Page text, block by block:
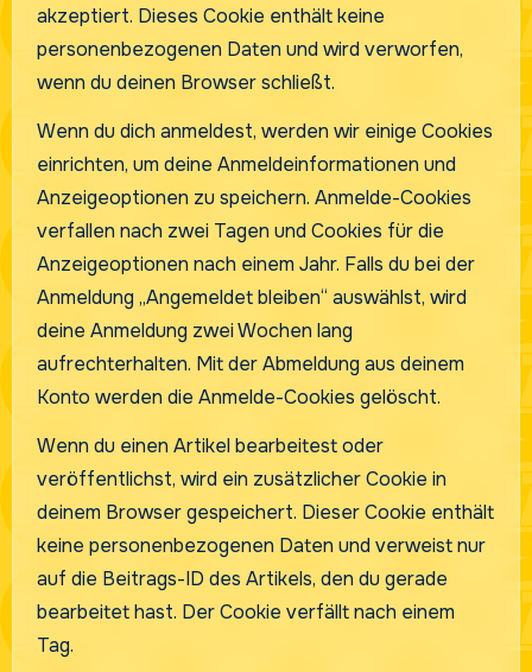
akzeptiert. Dieses Cookie enthält keine
personenbezogenen Daten und wird verworfen,
wenn du deinen Browser schließt.
Wenn du dich anmeldest, werden wir einige Cookies
einrichten, um deine Anmeldeinformationen und
Anzeigeoptionen zu speichern. Anmelde-Cookies
verfallen nach zwei Tagen und Cookies für die
Anzeigeoptionen nach einem Jahr. Falls du bei der
Anmeldung „Angemeldet bleiben“ auswählst, wird
deine Anmeldung zwei Wochen lang
aufrechterhalten. Mit der Abmeldung aus deinem
Konto werden die Anmelde-Cookies gelöscht.
Wenn du einen Artikel bearbeitest oder
veröffentlichst, wird ein zusätzlicher Cookie in
deinem Browser gespeichert. Dieser Cookie enthält
keine personenbezogenen Daten und verweist nur
auf die Beitrags-ID des Artikels, den du gerade
bearbeitet hast. Der Cookie verfällt nach einem
Tag.